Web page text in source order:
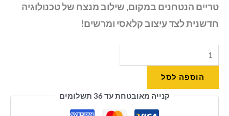
טריים הנטחנים במקום, שילוב מנצח של טכנולוגיה
חדשנית לצד עיצוב קלאסי ומרשים!
הוספה לסל
קנייה מאובטחת עד 36 תשלומים